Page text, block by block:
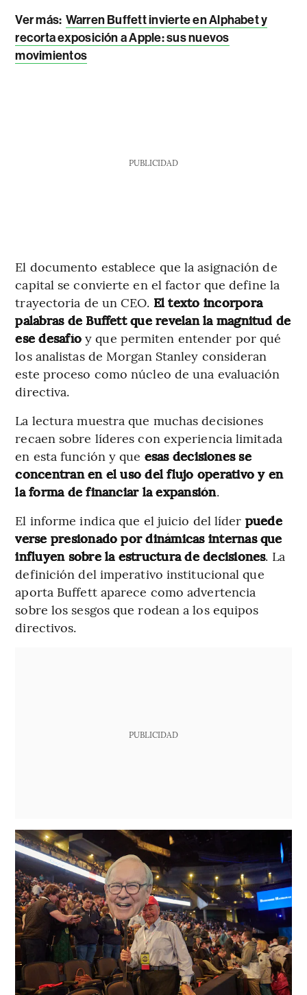
Ver más: Warren Buffett invierte en Alphabet y
recorta exposición a Apple: sus nuevos
movimientos
PUBLICIDAD
El documento establece que la asignación de
capital se convierte en el factor que define la
trayectoria de un CEO. El texto incorpora
palabras de Buffett que revelan la magnitud de
ese desafío y que permiten entender por qué
los analistas de Morgan Stanley consideran
este proceso como núcleo de una evaluación
directiva.
La lectura muestra que muchas decisiones
recaen sobre líderes con experiencia limitada
en esta función y que esas decisiones se
concentran en el uso del flujo operativo y en
la forma de financiar la expansión.
El informe indica que el juicio del líder puede
verse presionado por dinámicas internas que
influyen sobre la estructura de decisiones. La
definición del imperativo institucional que
aporta Buffett aparece como advertencia
sobre los sesgos que rodean a los equipos
directivos.
PUBLICIDAD